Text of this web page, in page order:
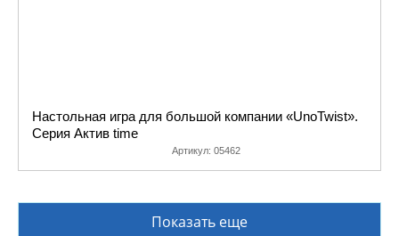
Настольная игра для большой компании «UnoTwist».
Серия Актив time
Артикул: 05462
Показать еще